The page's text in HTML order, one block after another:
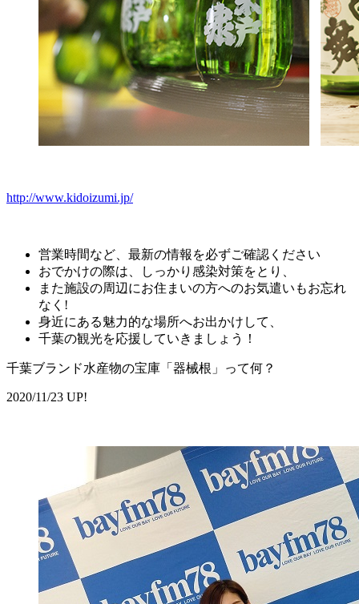
http://www.kidoizumi.jp/
営業時間など、最新の情報を必ずご確認ください
おでかけの際は、しっかり感染対策をとり、
また施設の周辺にお住まいの方へのお気遣いもお忘れ
なく!
身近にある魅力的な場所へお出かけして、
千葉の観光を応援していきましょう！
千葉ブランド水産物の宝庫「器械根」って何？
2020/11/23 UP!